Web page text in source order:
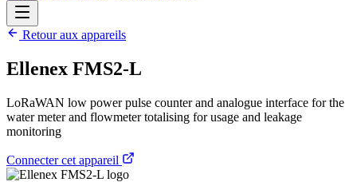
Retour aux appareils
Ellenex FMS2-L
LoRaWAN low power pulse counter and analogue interface for the
water meter and flowmeter totalising for usage and leakage
monitoring
Connecter cet appareil